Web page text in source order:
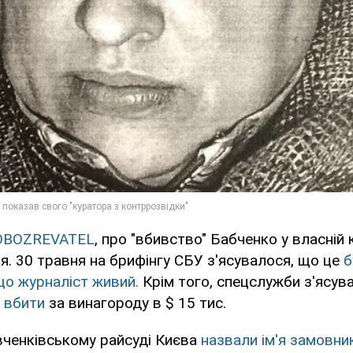
, про "вбивство" Бабченко у власній
30 травня на брифінгу СБУ з'ясувалося, що це
журналіст живий. Крім того, спецслужби
вбити за винагороду в $ 15 тис.
райсуді Києва назвали ім'я